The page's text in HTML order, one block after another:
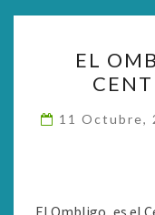
EL
11 Octubre,
El Ombligo, es el